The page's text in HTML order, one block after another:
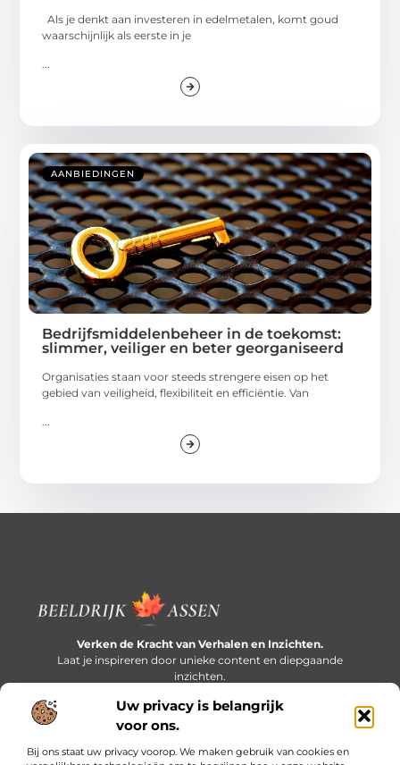
Uw privacy is belangrijk
voor ons.
Bij ons staat uw privacy voorop. We maken gebruik van cookies en
Als je denkt aan investeren in edelmetalen, komt goud
waarschijnlijk als eerste in je
...
AANBIEDINGEN
Bedrijfsmiddelenbeheer in de toekomst:
slimmer, veiliger en beter georganiseerd
Organisaties staan voor steeds strengere eisen op het
gebied van veiligheid, flexibiliteit en efficiëntie. Van
...
Verken de Kracht van Verhalen en Inzichten.
Laat je inspireren door unieke content en diepgaande
inzichten.
Bericht categorie